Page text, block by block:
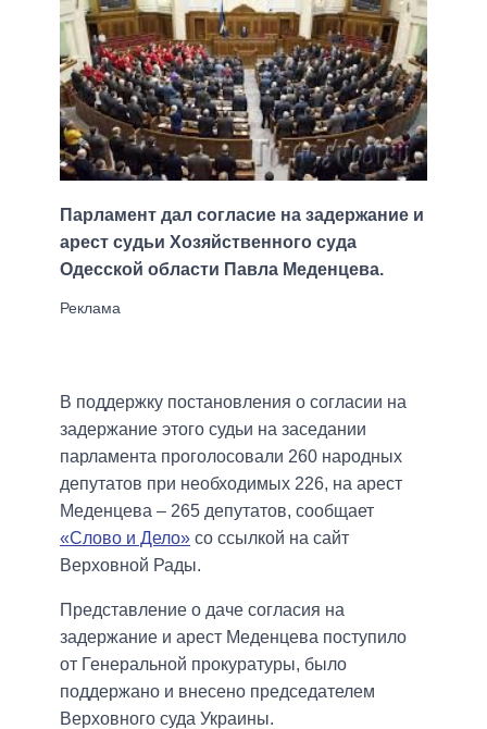
Парламент дал согласие на задержание и
арест судьи Хозяйственного суда
Одесской области Павла Меденцева.
В поддержку постановления о согласии на
задержание этого судьи на заседании
парламента проголосовали 260 народных
депутатов при необходимых 226, на арест
Меденцева – 265 депутатов, сообщает
«Слово и Дело» со ссылкой на сайт
Верховной Рады.
Представление о даче согласия на
задержание и арест Меденцева поступило
от Генеральной прокуратуры, было
поддержано и внесено председателем
Верховного суда Украины.